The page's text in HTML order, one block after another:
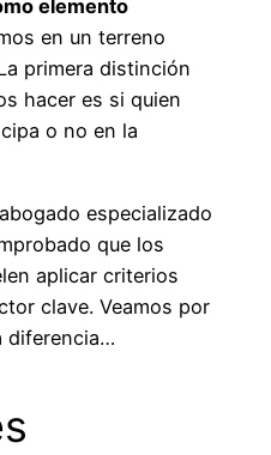
elemento
en un terreno
primera distinción
hacer es si quien
o no en la
especializado
que los
aplicar criterios
clave. Veamos por
diferencia…